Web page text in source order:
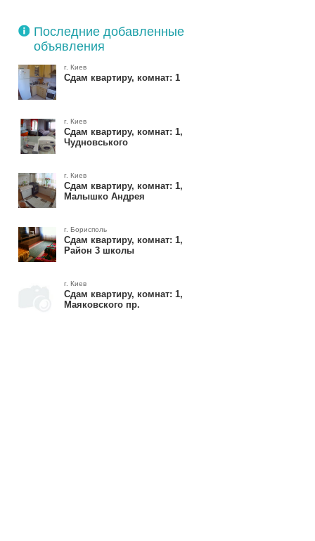
Последние добавленные
объявления
г. Киев
Сдам квартиру, комнат: 1
г. Киев
Сдам квартиру, комнат: 1,
Чудновського
г. Киев
Сдам квартиру, комнат: 1,
Малышко Андрея
г. Борисполь
Сдам квартиру, комнат: 1,
Район 3 школы
г. Киев
Сдам квартиру, комнат: 1,
Маяковского пр.